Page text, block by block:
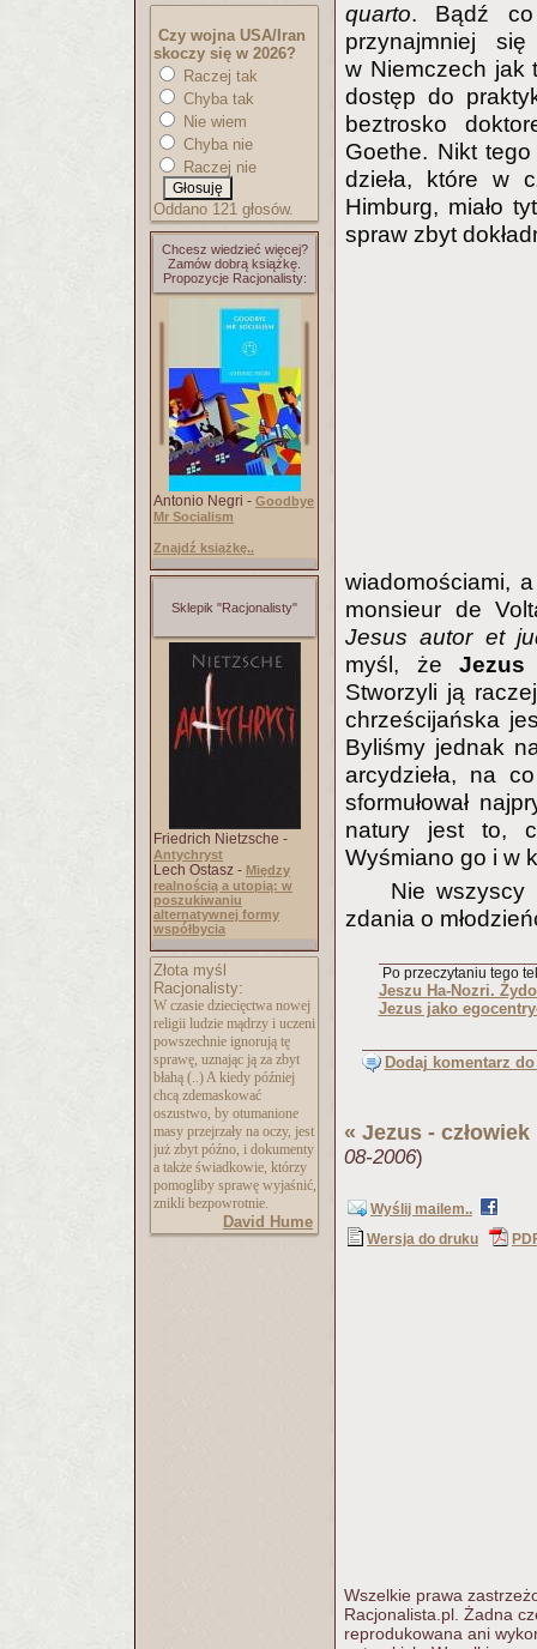
Czy wojna USA/Iran
skoczy się w 2026?
Raczej tak
Chyba tak
Nie wiem
Chyba nie
Raczej nie
Oddano 121 głosów.
Chcesz wiedzieć więcej?
Zamów dobrą książkę.
Propozycje Racjonalisty:
Antonio Negri - Goodbye
Mr Socialism
Znajdź książkę..
Sklepik "Racjonalisty"
Friedrich Nietzsche -
Antychryst
Lech Ostasz - Między
realnością a utopią: w
poszukiwaniu
alternatywnej formy
współbycia
Złota myśl
Racjonalisty:
W czasie dziecięctwa nowej
religii ludzie mądrzy i uczeni
powszechnie ignorują tę
sprawę, uznając ją za zbyt
błahą (..) A kiedy później
chcą zdemaskować
oszustwo, by otumanione
masy przejrzały na oczy, jest
już zbyt późno, i dokumenty
a także świadkowie, którzy
pomogliby sprawę wyjaśnić,
znikli bezpowrotnie.
David Hume
quarto. Bądź co
przynajmniej
w Niemczech jak
dostęp do
beztrosko
Goethe. Nikt
dzieła, które w
Himburg, miało
spraw zbyt
wiadomościami,
monsieur de
Jesus autor et
myśl, że
Stworzyli ją
chrześcijańska
Byliśmy jednak
arcydzieła, na
sformułował
natury jest to,
Wyśmiano go i w
Nie wszyscy
zdania o
Po przeczytaniu tego
Jeszu Ha-Nozri.
Jezus jako
Dodaj komentarz
« Jezus -
08-2006)
Wyślij mailem..
Wersja do druku
Wszelkie prawa
Racjonalista.pl. Żadna
reprodukowana ani